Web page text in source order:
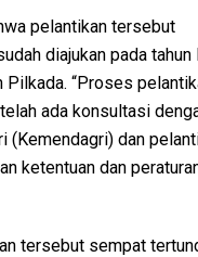
pelantikan tersebut
diajukan pada tahun
Pilkada. “Proses
ada konsultasi
(Kemendagri) dan
ketentuan dan
tersebut sempat